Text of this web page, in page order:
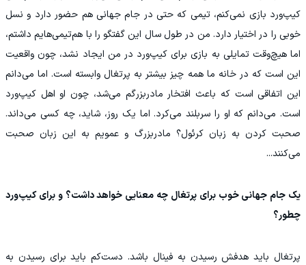
کیپ‌ورد بازی نمی‌کنم، تیمی که حتی در جام جهانی هم حضور دارد و نسل
خوبی را در اختیار دارد. من در طول سال این گفتگو را با هم‌تیمی‌هایم داشتم،
اما هیچ‌وقت تمایلی به بازی برای کیپ‌ورد در من ایجاد نشد، چون واقعیت
این است که در خانه ما همه چیز بیشتر به پرتغال وابسته است. اما می‌دانم
این اتفاقی است که باعث افتخار مادربزرگم می‌شد، چون او اهل کیپ‌ورد
است. می‌دانم که او را سربلند می‌کرد. اما یک روز، شاید، چه کسی می‌داند.
صحبت کردن به زبان کرئول؟ مادربزرگ و عمویم به این زبان صحبت
می‌کنند...
یک جام جهانی خوب برای پرتغال چه معنایی خواهد داشت؟ و برای کیپ‌ورد
چطور؟
پرتغال باید هدفش رسیدن به فینال باشد. دست‌کم باید برای رسیدن به